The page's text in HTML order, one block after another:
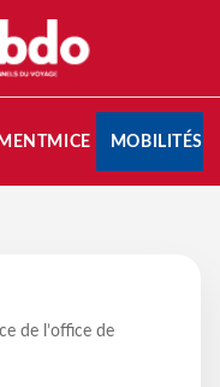
MICE MOBILITÉS
de l’office de